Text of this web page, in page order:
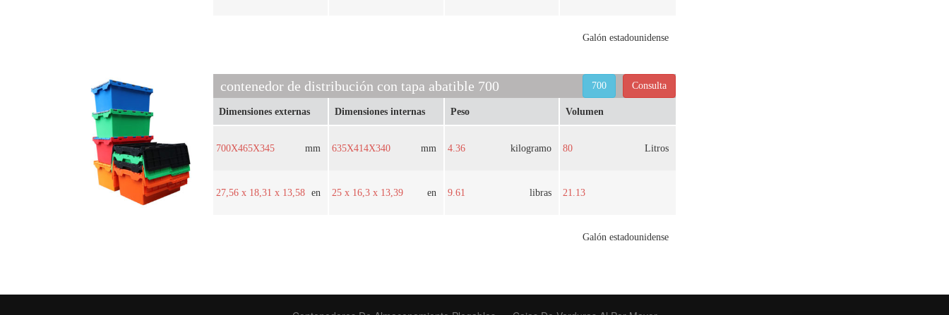
Galón estadounidense
contenedor de distribución con tapa abatible 700 Consulta
700
Dimensiones externas
700X465X345 mm
27,56 x 18,31 x 13,58 en
Dimensiones internas
635X414X340 mm
25 x 16,3 x 13,39 en
Peso
4.36 kilogramo
9.61 libras
Volumen
80 Litros
21.13
Galón estadounidense